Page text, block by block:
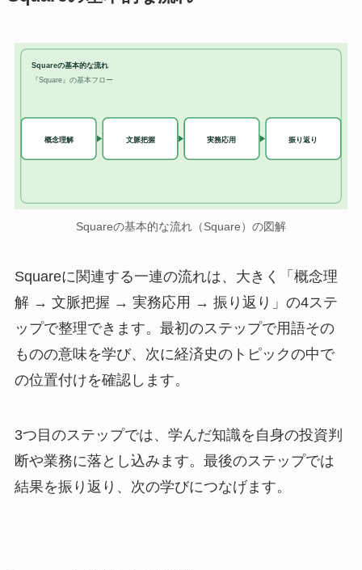
Squareの基本的な流れ
『Square』の基本フロー
概念理解 文脈把握 実務応用 振り返り
Squareの基本的な流れ（Square）の図解
Squareに関連する一連の流れは、大きく「概念理
解 → 文脈把握 → 実務応用 → 振り返り」の4ステ
ップで整理できます。最初のステップで用語その
ものの意味を学び、次に経済史のトピックの中で
の位置付けを確認します。
3つ目のステップでは、学んだ知識を自身の投資判
断や業務に落とし込みます。最後のステップでは
結果を振り返り、次の学びにつなげます。